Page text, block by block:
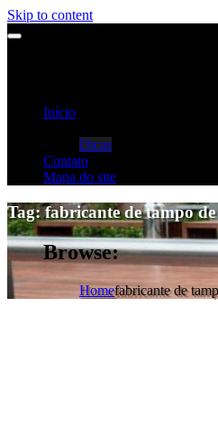
Skip to content
Início
Dicas
Contato
Mapa do site
Tag:fabricante de tampo
Browse:
Homefabricante de